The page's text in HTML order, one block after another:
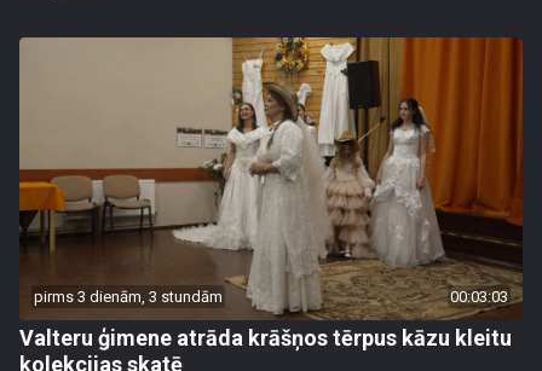
pirms 3 dienām, 3 stundām 00:03:03
Valteru ģimene atrāda krāšņos tērpus kāzu kleitu
kolekcijas skatē